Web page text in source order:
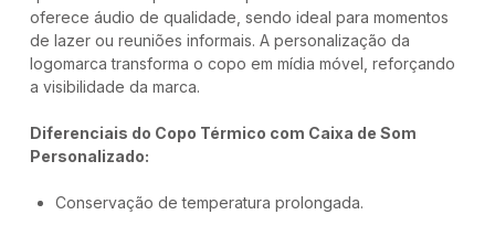
oferece áudio de qualidade, sendo ideal para momentos
de lazer ou reuniões informais. A personalização da
logomarca transforma o copo em mídia móvel, reforçando
a visibilidade da marca.
Diferenciais do Copo Térmico com Caixa de Som
Personalizado:
Conservação de temperatura prolongada.